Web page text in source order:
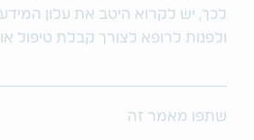
לכך, יש לקרוא היטב את עלון
ולפנות לרופא לצורך קבלת טיפול או
שתפו מאמר זה